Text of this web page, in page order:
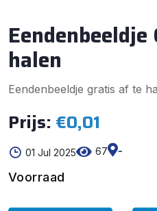
halen
Eendenbeeldje gratis af te
Prijs: €0,01
01 Jul 2025 67
-
Voorraad